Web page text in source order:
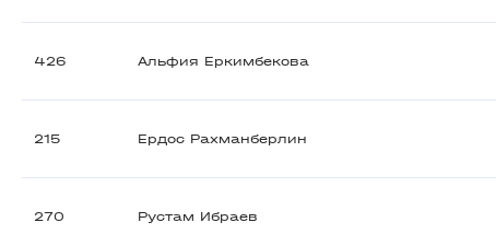
426 Альфия Еркимбекова
215 Ердос Рахманберлин
270 Рустам Ибраев